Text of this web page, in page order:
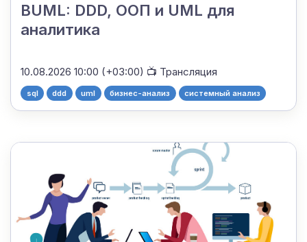
BUML: DDD, ООП и UML для
аналитика
10.08.2026 10:00 (+03:00) 📺 Трансляция
sql ddd uml бизнес-анализ системный анализ